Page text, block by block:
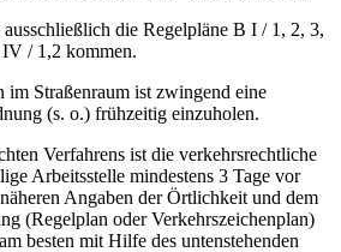
die Regelpläne B I / 1, 2, 3,
/ 1,2 kommen.
im Straßenraum ist zwingend eine
(s. o.) frühzeitig einzuholen.
Verfahrens ist die verkehrsrechtliche
Arbeitsstelle mindestens 3 Tage vor
Angaben der Örtlichkeit und dem
(Regelplan oder Verkehrszeichenplan)
besten mit Hilfe des untenstehenden